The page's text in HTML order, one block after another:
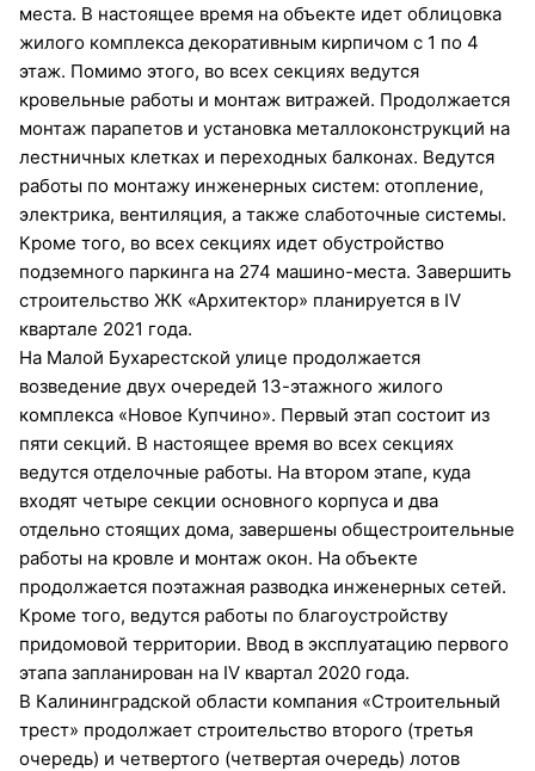
места. В настоящее время на объекте идет облицовка
жилого комплекса декоративным кирпичом с 1 по 4
этаж. Помимо этого, во всех секциях ведутся
кровельные работы и монтаж витражей. Продолжается
монтаж парапетов и установка металлоконструкций на
лестничных клетках и переходных балконах. Ведутся
работы по монтажу инженерных систем: отопление,
электрика, вентиляция, а также слаботочные системы.
Кроме того, во всех секциях идет обустройство
подземного паркинга на 274 машино-места. Завершить
строительство ЖК «Архитектор» планируется в IV
квартале 2021 года.
На Малой Бухарестской улице продолжается
возведение двух очередей 13-этажного жилого
комплекса «Новое Купчино». Первый этап состоит из
пяти секций. В настоящее время во всех секциях
ведутся отделочные работы. На втором этапе, куда
входят четыре секции основного корпуса и два
отдельно стоящих дома, завершены общестроительные
работы на кровле и монтаж окон. На объекте
продолжается поэтажная разводка инженерных сетей.
Кроме того, ведутся работы по благоустройству
придомовой территории. Ввод в эксплуатацию первого
этапа запланирован на IV квартал 2020 года.
В Калининградской области компания «Строительный
трест» продолжает строительство второго (третья
очередь) и четвертого (четвертая очередь) лотов